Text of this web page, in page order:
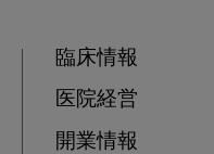
臨床情報
医院経営
開業情報